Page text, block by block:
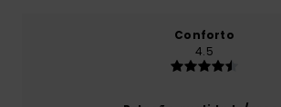
Conforto
4.5